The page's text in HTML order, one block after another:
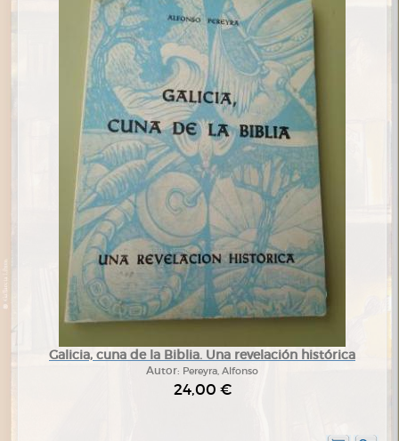
Galicia, cuna de la Biblia. Una revelación histórica
Autor: Pereyra, Alfonso
24,00 €